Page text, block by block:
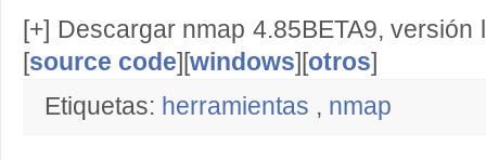
[+] Descargar nmap 4.85BETA9,
[source code][windows][otros]
Etiquetas: herramientas , nmap